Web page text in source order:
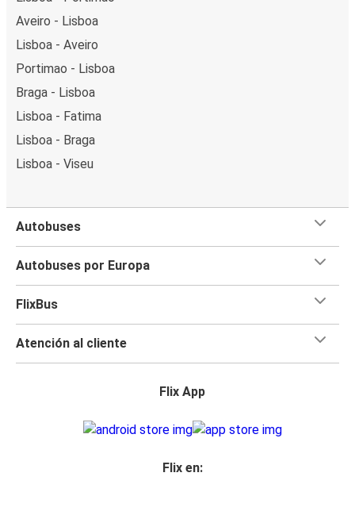
Aveiro - Lisboa
Lisboa - Aveiro
Portimao - Lisboa
Braga - Lisboa
Lisboa - Fatima
Lisboa - Braga
Lisboa - Viseu
Autobuses
Autobuses por Europa
FlixBus
Atención al cliente
Flix App
Flix en: